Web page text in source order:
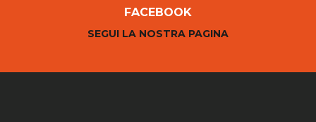
FACEBOOK
SEGUI LA NOSTRA PAGINA